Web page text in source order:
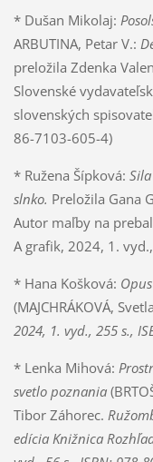
* Dušan Mikolaj:
ARBUTINA, Petar V.:
preložila Zdenka
Slovenské
slovenských
86-7103-605-4)
* Ružena Šípková:
slnko. Preložila Gana
Autor maľby na
A grafik, 2024, 1.
* Hana Košková:
(MAJCHRÁKOVÁ,
2024, 1. vyd., 255 s.,
* Lenka Mihová:
svetlo poznania
Tibor Záhorec.
edícia Knižnica